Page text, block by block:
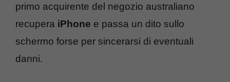
primo acquirente del negozio australiano
recupera iPhone e passa un dito sullo
schermo forse per sincerarsi di eventuali
danni.